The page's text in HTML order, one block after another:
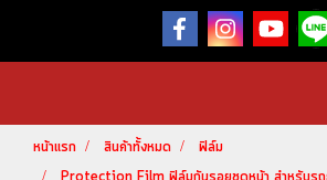
หน้าแรก สินค้าทั้งหมด
ฟิล์ม